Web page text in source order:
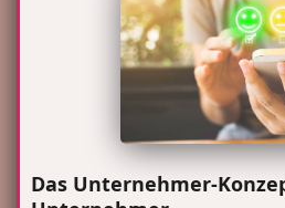
Das Unternehmer-